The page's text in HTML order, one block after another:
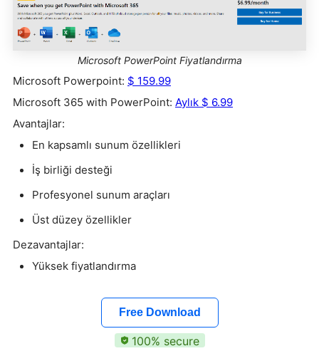
Microsoft PowerPoint Fiyatlandırma
Microsoft Powerpoint: $ 159.99
Microsoft 365 with PowerPoint: Aylık $ 6.99
Avantajlar:
En kapsamlı sunum özellikleri
İş birliği desteği
Profesyonel sunum araçları
Üst düzey özellikler
Dezavantajlar:
Yüksek fiyatlandırma
Free Download
100% secure